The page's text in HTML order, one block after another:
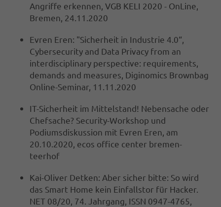
Angriffe erkennen, VGB KELI 2020 - OnLine,
Bremen, 24.11.2020
Evren Eren: "Sicherheit in Industrie 4.0“,
Cybersecurity and Data Privacy from an
interdisciplinary perspective: requirements,
demands and measures, Diginomics Brownbag
Online-Seminar, 11.11.2020
IT-Sicherheit im Mittelstand! Nebensache oder
Chefsache? Security-Workshop und
Podiumsdiskussion mit Evren Eren, am
20.10.2020, ecos office center bremen-
teerhof
Kai-Oliver Detken: Aber sicher bitte: So wird
das Smart Home kein Einfallstor für Hacker.
NET 08/20, 74. Jahrgang, ISSN 0947-4765,